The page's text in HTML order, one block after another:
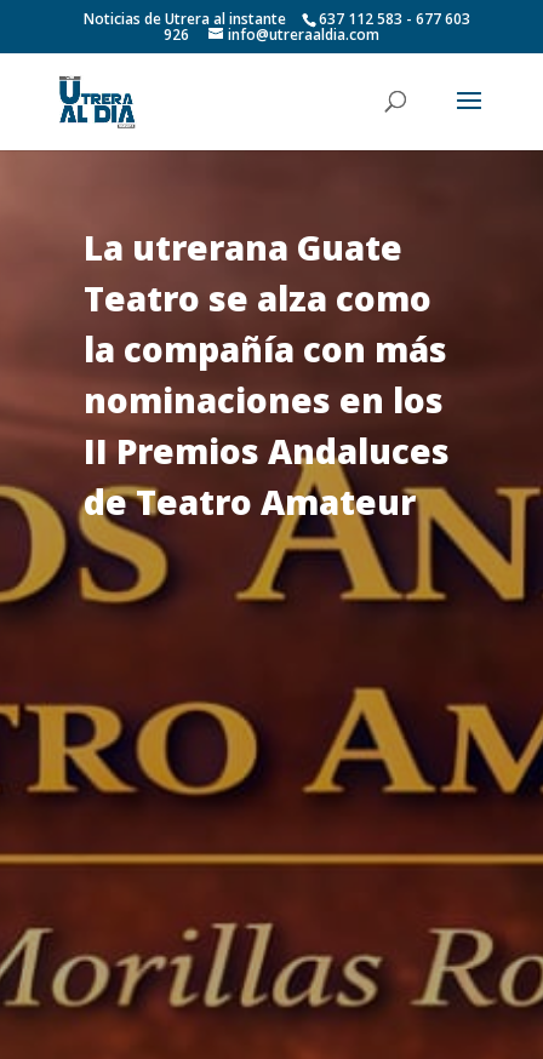
Noticias de Utrera al instante 637 112 583 - 677 603
926 info@utreraaldia.com
La utrerana Guate
Teatro se alza como
la compañía con más
nominaciones en los
II Premios Andaluces
de Teatro Amateur